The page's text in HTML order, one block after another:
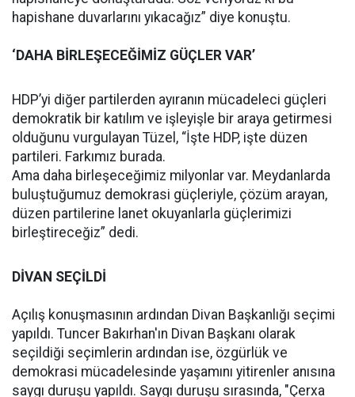
hapishane duvarlarını yıkacağız” diye konuştu.
‘DAHA BİRLEŞECEĞİMİZ GÜÇLER VAR’
HDP’yi diğer partilerden ayıranın mücadeleci güçleri
demokratik bir katılım ve işleyişle bir araya getirmesi
olduğunu vurgulayan Tüzel, “İşte HDP, işte düzen
partileri. Farkımız burada.
Ama daha birleşeceğimiz milyonlar var. Meydanlarda
buluştuğumuz demokrasi güçleriyle, çözüm arayan,
düzen partilerine lanet okuyanlarla güçlerimizi
birleştireceğiz” dedi.
DİVAN SEÇİLDİ
Açılış konuşmasının ardından Divan Başkanlığı seçimi
yapıldı. Tuncer Bakırhan'ın Divan Başkanı olarak
seçildiği seçimlerin ardından ise, özgürlük ve
demokrasi mücadelesinde yaşamını yitirenler anısına
saygı duruşu yapıldı. Saygı duruşu sırasında, "Çerxa